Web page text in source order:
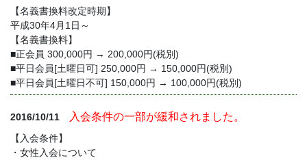
【名義書換料改定時期】
平成30年4月1日～
【名義書換料】
■正会員 300,000円 → 200,000円(税別)
■平日会員[土曜日可] 250,000円 → 150,000円(税別)
■平日会員[土曜日不可] 150,000円 → 100,000円(税別)
2016/10/11 入会条件の一部が緩和されました。
【入会条件】
・女性入会について